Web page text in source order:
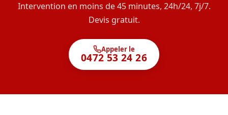
Intervention en moins de 45 minutes, 24h/24, 7j/7.
Devis gratuit.
Appeler le
0472 53 24 26